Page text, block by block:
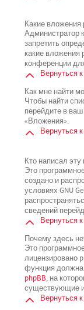
Какие вложения
Администратор
запретить
какие вложения
конференции
Вернуться
Как мне найти
Чтобы найти
перейдите в
«Вложения».
Вернуться
Кто написал
Это
создано и
условиях GNU
сведений
Вернуться
Почему здесь
Это
лицензировано
функция должна
phpBB, на
существующие
Вернуться